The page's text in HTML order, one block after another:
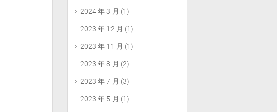
2024 年 3 月 (1)
2023 年 12 月 (1)
2023 年 11 月 (1)
2023 年 8 月 (2)
2023 年 7 月 (3)
2023 年 5 月 (1)